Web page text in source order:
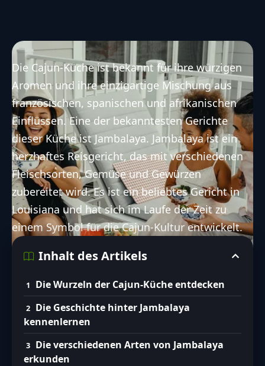
Die Cajun-Küche ist bekannt für ihre würzigen
Aromen und ihre einzigartige Mischung aus
französischen, spanischen und afrikanischen
Einflüssen. Eine der bekanntesten Gerichte
dieser Küche ist Jambalaya. Jambalaya ist ein
herzhaftes Reisgericht, das mit verschiedenen
Fleischsorten, Gemüse und Gewürzen
zubereitet wird. Es ist ein beliebtes Gericht in
Louisiana und hat sich im Laufe der Zeit zu
einem Symbol für die Cajun-Kultur entwickelt.
Inhalt des Artikels
Die Wurzeln der Cajun-Küche entdecken
Die Geschichte hinter Jambalaya
kennenlernen
Die verschiedenen Arten von Jambalaya
erkunden